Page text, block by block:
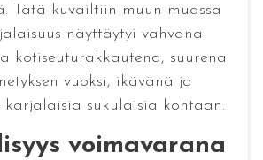
Tätä kuvailtiin muun muassa
näyttäytyi vahvana
kotiseuturakkautena, suurena
vuoksi, ikävänä ja
karjalaisia sukulaisia kohtaan.
voimavarana